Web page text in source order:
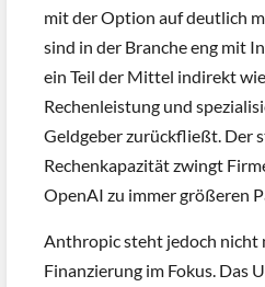
mit der Option auf deutlich
sind in der Branche eng mit
ein Teil der Mittel indirekt
Rechenleistung und
Geldgeber zurückfließt. Der
Rechenkapazität zwingt
OpenAI zu immer größeren
Anthropic steht jedoch nicht
Finanzierung im Fokus. Das